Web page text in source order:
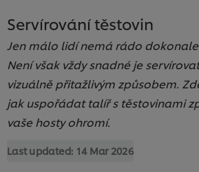
Servírování těstovin
Jen málo lidí nemá rádo
Není však vždy snadné je
vizuálně přitažlivým způsobem.
jak uspořádat talíř s těstovinami
vaše hosty ohromí.
Last updated: 14 Mar 2026